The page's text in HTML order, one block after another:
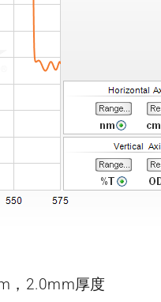
，2.0mm厚度